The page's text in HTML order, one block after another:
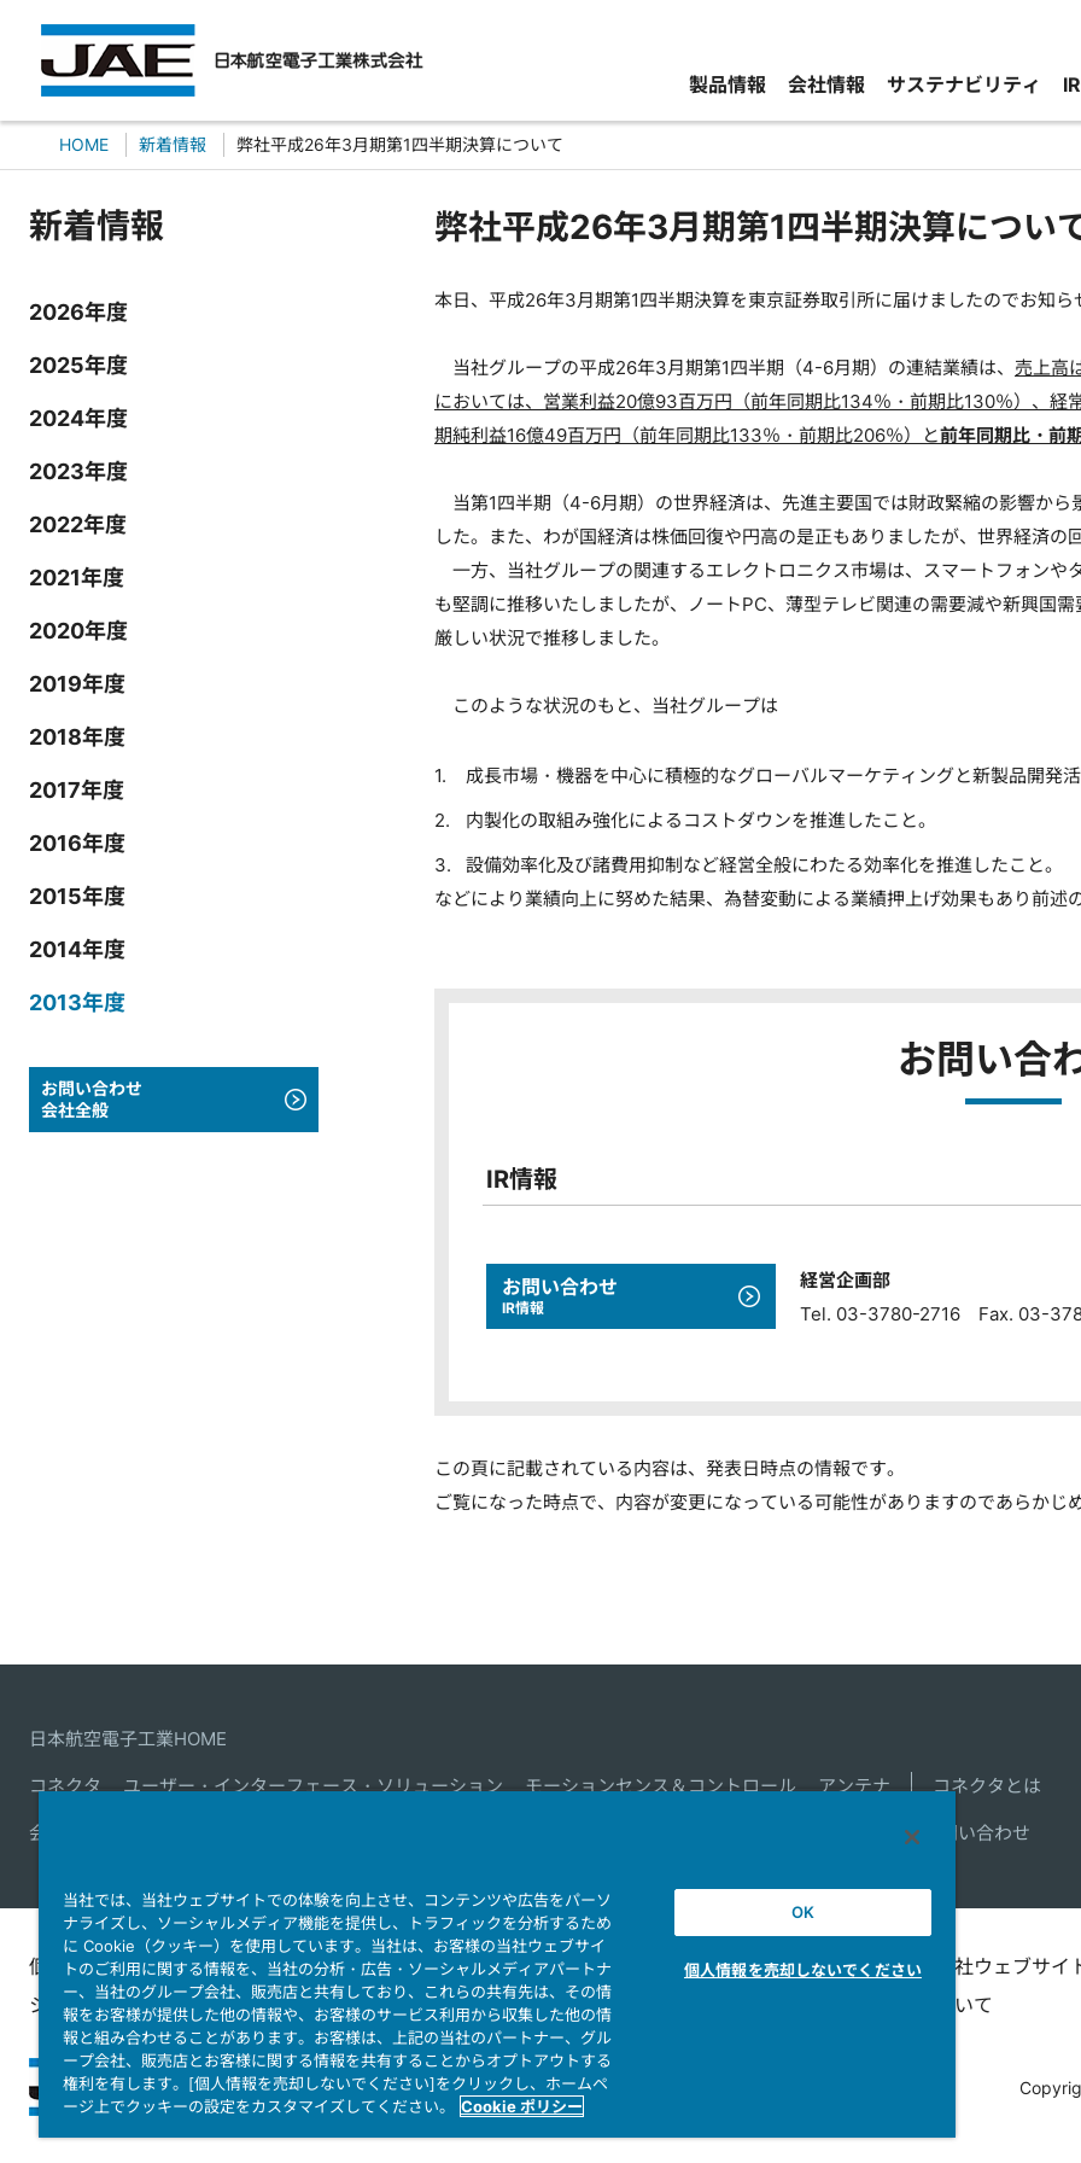
製品情報 会社情報 サステナビリティ
HOME 新着情報 弊社平成26年3月期第1四半期決算について
新着情報
2026年度
2025年度
2024年度
2023年度
2022年度
2021年度
2020年度
2019年度
2018年度
2017年度
2016年度
2015年度
2014年度
2013年度
お問い合わせ
会社全般
弊社平成26年3月期第1四半期決算につい
本日、平成26年3月期第1四半期決算を東京証券取引所に届けましたのでお知ら
当社グループの平成26年3月期第1四半期（4-6月期）の連結業績は、 売上高
においては、営業利益20億93百万円（前年同期比134％・前期比130％）、
期純利益16億49百万円（前年同期比133％・前期比206％）と前年同期比・前
当第1四半期（4-6月期）の世界経済は、先進主要国では財政緊縮の影響か
した。また、わが国経済は株価回復や円高の是正もありましたが、世界経済の
一方、当社グループの関連するエレクトロニクス市場は、スマートフォン
も堅調に推移いたしましたが、ノートPC、薄型テレビ関連の需要減や新興国
厳しい状況で推移しました。
このような状況のもと、当社グループは
成長市場・機器を中心に積極的なグローバルマーケティングと新製品開発
内製化の取組み強化によるコストダウンを推進したこと。
設備効率化及び諸費用抑制など経営全般にわたる効率化を推進したこと。
などにより業績向上に努めた結果、為替変動による業績押上げ効果もあり前述
お問い合
IR情報
お問い合わせ
IR情報
経営企画部
Tel. 03-3780-2716 Fax. 03-
この頁に記載されている内容は、発表日時点の情報です。
ご覧になった時点で、内容が変更になっている可能性がありますのであらかじ
日本航空電子工業HOME
コネクタ ユーザー・インターフェース・ソリューション モーションセンス＆コントロール アンテナ コネクタとは
会社情報 お問い合わせ
個人情報保護ポリ
シー
JAE Cookie
Policy
ウェブアクセシビリテ
ィ方針
マイナンバー情報保護ポ
当社ウェブサ
ついて
当社では、当社ウェブサイトでの体験を向上させ、コンテンツや広告をパーソ
ナライズし、ソーシャルメディア機能を提供し、トラフィックを分析するため
に Cookie（クッキー）を使用しています。当社は、お客様の当社ウェブサイ
トのご利用に関する情報を、当社の分析・広告・ソーシャルメディアパートナ
ー、当社のグループ会社、販売店と共有しており、これらの共有先は、その情
報をお客様が提供した他の情報や、お客様のサービス利用から収集した他の情
報と組み合わせることがあります。お客様は、上記の当社のパートナー、グル
ープ会社、販売店とお客様に関する情報を共有することからオプトアウトする
権利を有します。[個人情報を売却しないでください]をクリックし、ホームペ
ージ上でクッキーの設定をカスタマイズしてください。
Cookie ポリシー
OK
個人情報を売却しないでください